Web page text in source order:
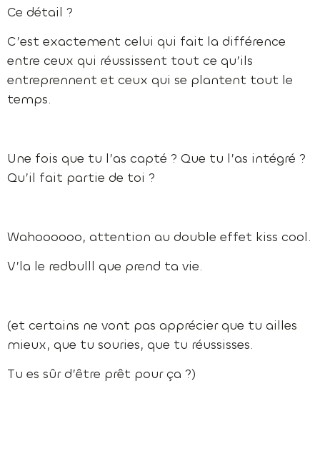
Ce détail ?
C’est exactement celui qui fait la différence
entre ceux qui réussissent tout ce qu’ils
entreprennent et ceux qui se plantent tout le
temps.
Une fois que tu l’as capté ? Que tu l’as intégré ?
Qu’il fait partie de toi ?
Wahoooooo, attention au double effet kiss cool.
V’la le redbulll que prend ta vie.
(et certains ne vont pas apprécier que tu ailles
mieux, que tu souries, que tu réussisses.
Tu es sûr d’être prêt pour ça ?)